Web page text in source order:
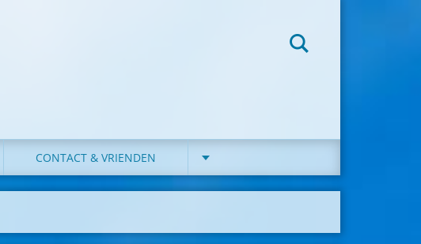
CONTACT & VRIENDEN